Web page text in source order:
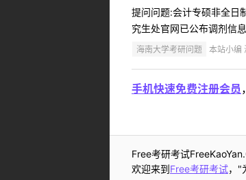
提问问题:会计专硕非全日
究生处官网已公布调剂信
海南大学考研问题 本站小编
手机快速免费注册会员
Free考研考试
欢迎来到Free考研考试，"